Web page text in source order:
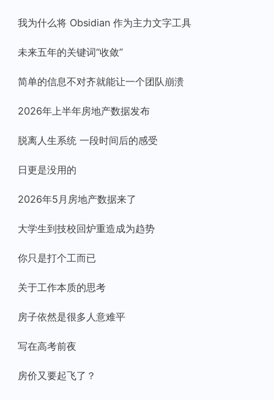
我为什么将 Obsidian 作为主力文字工具
未来五年的关键词“收敛”
简单的信息不对齐就能让一个团队崩溃
2026年上半年房地产数据发布
脱离人生系统 一段时间后的感受
日更是没用的
2026年5月房地产数据来了
大学生到技校回炉重造成为趋势
你只是打个工而已
关于工作本质的思考
房子依然是很多人意难平
写在高考前夜
房价又要起飞了？